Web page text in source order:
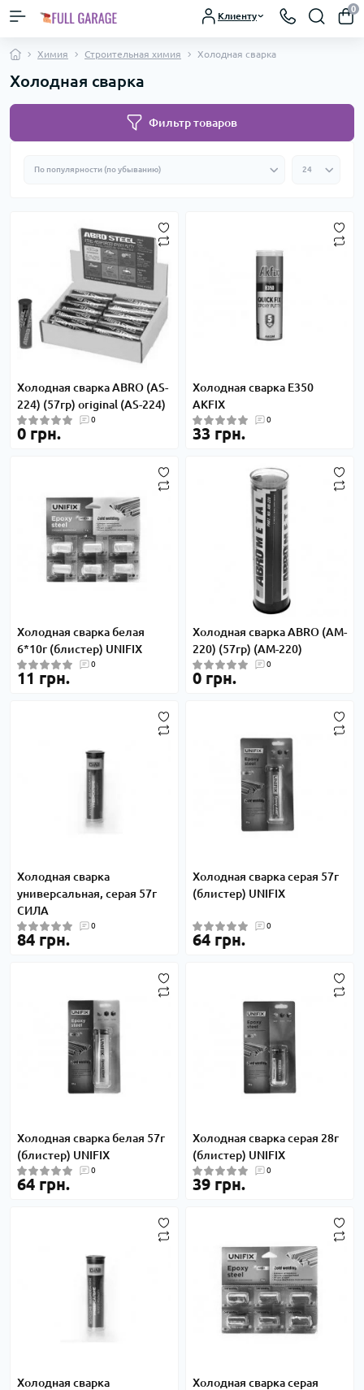
Клиенту
0
Химия Строительная химия Холодная сварка
Холодная сварка
Фильтр товаров
Холодная сварка ABRO (AS-
224) (57гр) original (AS-224)
0
0 грн.
Холодная сварка E350
AKFIX
0
33 грн.
Холодная сварка белая
6*10г (блистер) UNIFIX
0
11 грн.
Холодная сварка ABRO (AM-
220) (57гр) (AM-220)
0
0 грн.
Холодная сварка
универсальная, серая 57г
СИЛА
0
84 грн.
Холодная сварка серая 57г
(блистер) UNIFIX
0
64 грн.
Холодная сварка белая 57г
(блистер) UNIFIX
0
64 грн.
Холодная сварка серая 28г
(блистер) UNIFIX
0
39 грн.
Холодная сварка
Холодная сварка серая